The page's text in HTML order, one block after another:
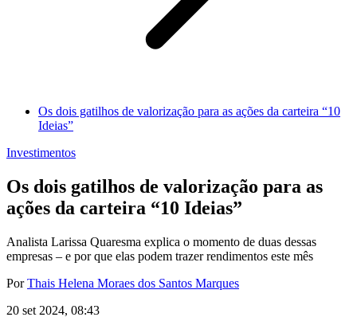
Os dois gatilhos de valorização para as ações da carteira “10
Ideias”
Investimentos
Os dois gatilhos de valorização para as
ações da carteira “10 Ideias”
Analista Larissa Quaresma explica o momento de duas dessas
empresas – e por que elas podem trazer rendimentos este mês
PorThais Helena Moraes dos Santos Marques
20 set 2024, 08:43